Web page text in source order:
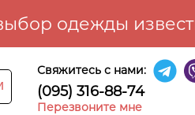
одежды
Свяжитесь с нами:
(095) 316-88-74
Перезвоните мне